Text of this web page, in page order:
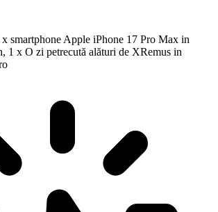
smartphone Apple iPhone 17 Pro Max in
1 x O zi petrecută alături de XRemus in